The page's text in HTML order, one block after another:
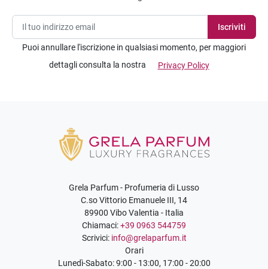
Puoi annullare l'iscrizione in qualsiasi momento, per maggiori
dettagli consulta la nostra
Privacy Policy
Grela Parfum - Profumeria di Lusso
C.so Vittorio Emanuele III, 14
89900 Vibo Valentia - Italia
Chiamaci:+39 0963 544759
Scrivici: info@grelaparfum.it
Orari
Lunedì-Sabato: 9:00 - 13:00, 17:00 - 20:00